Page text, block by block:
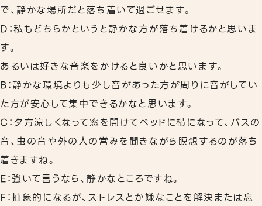
で、静かな場所だと落ち着いて過ごせます。
D：私もどちらかというと静かな方が落ち着けるかと思いま
す。
あるいは好きな音楽をかけると良いかと思います。
B：静かな環境よりも少し音があった方が周りに音がしてい
た方が安心して集中できるかなと思います。
C：夕方涼しくなって窓を開けてベッドに横になって、バスの
音、虫の音や外の人の営みを聞きながら瞑想するのが落ち
着きますね。
E：強いて言うなら、静かなところですね。
F：抽象的になるが、ストレスとか嫌なことを解決または忘